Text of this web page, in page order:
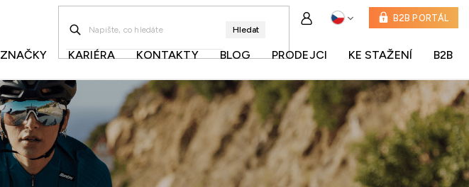
Hledat
B2B PORTÁL
ZNAČKY KARIÉRA KONTAKTY BLOG PRODEJCI KE STAŽENÍ B2B